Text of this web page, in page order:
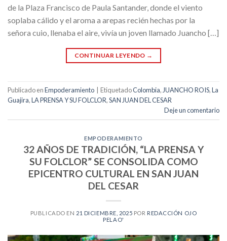
de la Plaza Francisco de Paula Santander, donde el viento
soplaba cálido y el aroma a arepas recién hechas por la
señora cuio, llenaba el aire, vivía un joven llamado Juancho […]
CONTINUAR LEYENDO →
Publicado enEmpoderamiento EtiquetadoColombia, JUANCHO ROIS,La
Guajira,LA PRENSA Y SU FOLCLOR,SAN JUAN DEL CESAR
Deje un comentario
EMPODERAMIENTO
32 AÑOS DE TRADICIÓN, “LA PRENSA Y
SU FOLCLOR” SE CONSOLIDA COMO
EPICENTRO CULTURAL EN SAN JUAN
DEL CESAR
PUBLICADO EN 21 DICIEMBRE, 2025 POR REDACCIÓN OJO
PELAO'